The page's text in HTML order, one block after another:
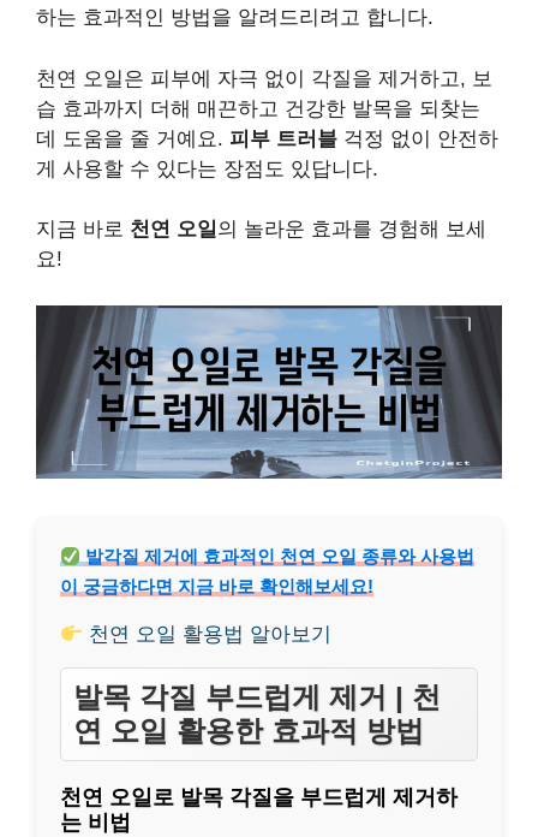
하는 효과적인 방법을 알려드리려고 합니다.
천연 오일은 피부에 자극 없이 각질을 제거하고, 보
습 효과까지 더해 매끈하고 건강한 발목을 되찾는
데 도움을 줄 거예요. 피부 트러블 걱정 없이 안전하
게 사용할 수 있다는 장점도 있답니다.
지금 바로 천연 오일의 놀라운 효과를 경험해 보세
요!
발각질 제거에 효과적인 천연 오일 종류와 사용법
이 궁금하다면 지금 바로 확인해보세요!
천연 오일 활용법 알아보기
발목 각질 부드럽게 제거 | 천
연 오일 활용한 효과적 방법
천연 오일로 발목 각질을 부드럽게 제거하
는 비법